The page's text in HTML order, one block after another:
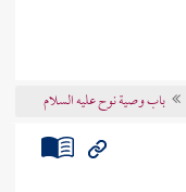
باب وصية نوح عليه السلام